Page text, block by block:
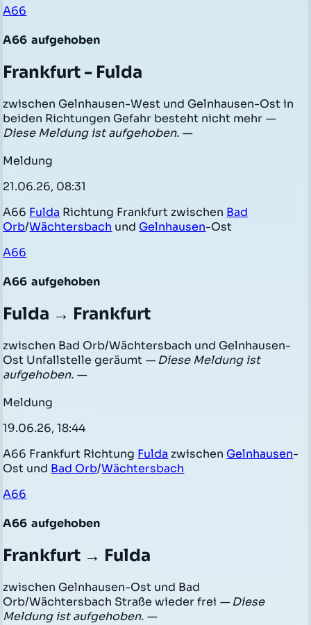
A66
A66 aufgehoben
Frankfurt - Fulda
zwischen Gelnhausen-West und Gelnhausen-Ost in
beiden Richtungen Gefahr besteht nicht mehr —
Diese Meldung ist aufgehoben. —
Meldung
21.06.26, 08:31
A66 Fulda Richtung Frankfurt zwischen Bad
Orb/Wächtersbach und Gelnhausen-Ost
A66
A66 aufgehoben
Fulda → Frankfurt
zwischen Bad Orb/Wächtersbach und Gelnhausen-
Ost Unfallstelle geräumt — Diese Meldung ist
aufgehoben. —
Meldung
19.06.26, 18:44
A66 Frankfurt Richtung Fulda zwischen Gelnhausen-
Ost und Bad Orb/Wächtersbach
A66
A66 aufgehoben
Frankfurt → Fulda
zwischen Gelnhausen-Ost und Bad
Orb/Wächtersbach Straße wieder frei — Diese
Meldung ist aufgehoben. —